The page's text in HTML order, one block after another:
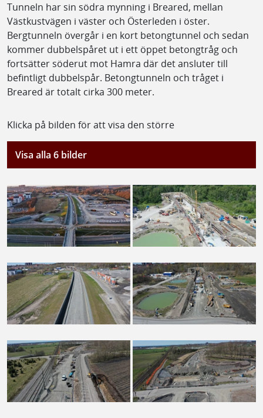
Tunneln har sin södra mynning i Breared, mellan
Västkustvägen i väster och Österleden i öster.
Bergtunneln övergår i en kort betongtunnel och sedan
kommer dubbelspåret ut i ett öppet betongtråg och
fortsätter söderut mot Hamra där det ansluter till
befintligt dubbelspår. Betongtunneln och tråget i
Breared är totalt cirka 300 meter.
Klicka på bilden för att visa den större
Visa alla 6 bilder